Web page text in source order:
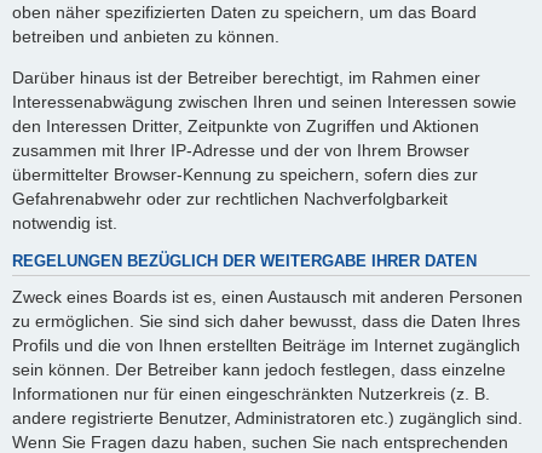
oben näher spezifizierten Daten zu speichern, um das Board
betreiben und anbieten zu können.
Darüber hinaus ist der Betreiber berechtigt, im Rahmen einer
Interessenabwägung zwischen Ihren und seinen Interessen sowie
den Interessen Dritter, Zeitpunkte von Zugriffen und Aktionen
zusammen mit Ihrer IP-Adresse und der von Ihrem Browser
übermittelter Browser-Kennung zu speichern, sofern dies zur
Gefahrenabwehr oder zur rechtlichen Nachverfolgbarkeit
notwendig ist.
REGELUNGEN BEZÜGLICH DER WEITERGABE IHRER DATEN
Zweck eines Boards ist es, einen Austausch mit anderen Personen
zu ermöglichen. Sie sind sich daher bewusst, dass die Daten Ihres
Profils und die von Ihnen erstellten Beiträge im Internet zugänglich
sein können. Der Betreiber kann jedoch festlegen, dass einzelne
Informationen nur für einen eingeschränkten Nutzerkreis (z. B.
andere registrierte Benutzer, Administratoren etc.) zugänglich sind.
Wenn Sie Fragen dazu haben, suchen Sie nach entsprechenden